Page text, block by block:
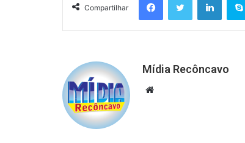
Compartilhar
Mídia Recôncavo
Website